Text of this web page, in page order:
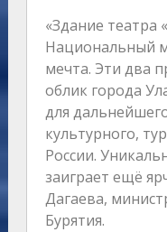
«Здание театра
Национальный
мечта. Эти два
облик города
для
культурного,
России.
заиграет ещё
Дагаева,
Бурятия.